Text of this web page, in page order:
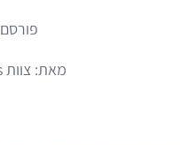
פורסם 04 יוני 2026
מאת: צוות Dreamviewapps